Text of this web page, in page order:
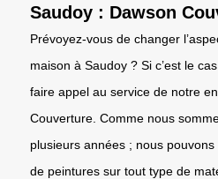
Saudoy : Dawson
Prévoyez-vous de changer
maison à Saudoy ? Si c’est le
faire appel au service de notre
Couverture. Comme nous
plusieurs années ; nous
de peintures sur tout type de